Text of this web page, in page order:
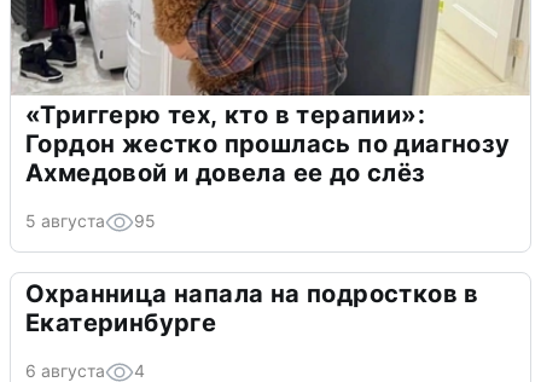
«Триггерю тех, кто в терапии»:
Гордон жестко прошлась по диагнозу
Ахмедовой и довела ее до слёз
5 августа 95
Охранница напала на подростков в
Екатеринбурге
6 августа 4